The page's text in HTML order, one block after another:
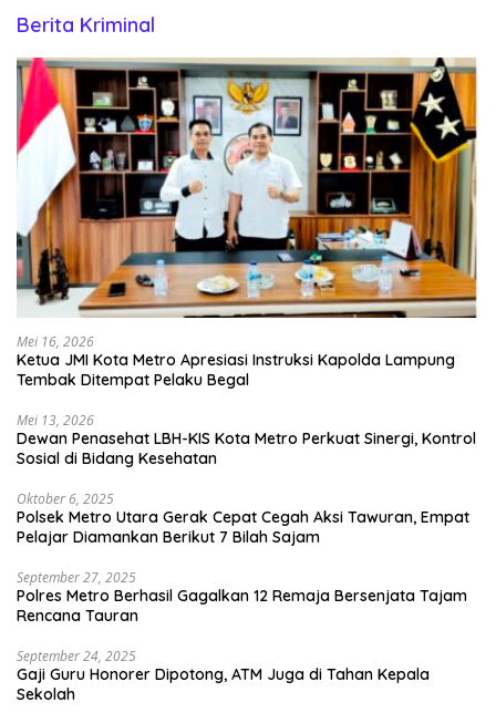
Berita Kriminal
Mei 16, 2026
Ketua JMI Kota Metro Apresiasi Instruksi Kapolda Lampung
Tembak Ditempat Pelaku Begal
Mei 13, 2026
Dewan Penasehat LBH-KIS Kota Metro Perkuat Sinergi, Kontrol
Sosial di Bidang Kesehatan
Oktober 6, 2025
Polsek Metro Utara Gerak Cepat Cegah Aksi Tawuran, Empat
Pelajar Diamankan Berikut 7 Bilah Sajam
September 27, 2025
Polres Metro Berhasil Gagalkan 12 Remaja Bersenjata Tajam
Rencana Tauran
September 24, 2025
Gaji Guru Honorer Dipotong, ATM Juga di Tahan Kepala
Sekolah